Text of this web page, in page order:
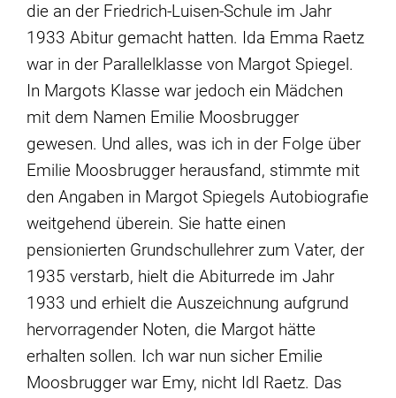
die an der Friedrich-Luisen-Schule im Jahr
1933 Abitur gemacht hatten. Ida Emma Raetz
war in der Parallelklasse von Margot Spiegel.
In Margots Klasse war jedoch ein Mädchen
mit dem Namen Emilie Moosbrugger
gewesen. Und alles, was ich in der Folge über
Emilie Moosbrugger herausfand, stimmte mit
den Angaben in Margot Spiegels Autobiografie
weitgehend überein. Sie hatte einen
pensionierten Grundschullehrer zum Vater, der
1935 verstarb, hielt die Abiturrede im Jahr
1933 und erhielt die Auszeichnung aufgrund
hervorragender Noten, die Margot hätte
erhalten sollen. Ich war nun sicher Emilie
Moosbrugger war Emy, nicht Idl Raetz. Das